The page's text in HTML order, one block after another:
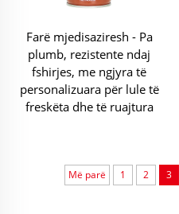
Farë mjedisaziresh - Pa
plumb, rezistente ndaj
fshirjes, me ngjyra të
personalizuara për lule të
freskëta dhe të ruajtura
Më parë 1 2 3